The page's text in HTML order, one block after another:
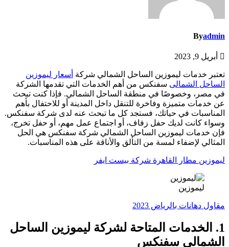
Byadmin
أبريل 9, 2023
تعتبر خدمات ليموزين الساحل الشمالي شركة أسعار ليموزين
الساحل الشمالى سفنكس من أهم الخدمات التي تقدمها الشركة
في مصر، وخصوصًا في منطقة الساحل الشمالي. فإذا كنت تبحث
عن خدمات متميزة وفاخرة للتنقل داخل المدينة أو للاحتفال بأهم
المناسبات في حياتك، فستجد كل ما تبحث عنه لدى شركة سفنكس.
وسواء كانت لديك حفل زفاف، أو اجتماع عمل مهم، أو حفل تخرج،
فإن خدمات ليموزين الساحل الشمالي شركة سفنكس هي الحل
المثالي لإضفاء لمسة من التألق والأناقة على هذه المناسبات.
ليموزين مطار القاهرة شركة بيست ايفر
ليموزين
مقاول دهانات بالرياض 2023
1. الخدمات المتاحة لشركة ليموزين الساحل
الشمالي سفنكس